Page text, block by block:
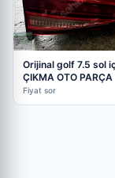
Orijinal golf 7.5 sol
ÇIKMA OTO PARÇA
Fiyat sor